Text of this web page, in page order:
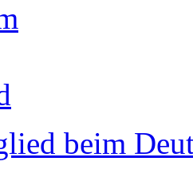
beim